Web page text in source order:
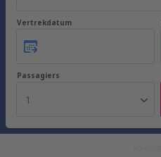
Vertrekdatum
Passagiers
1